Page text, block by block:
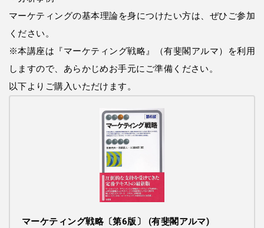
マーケティングの基本理論を身につけたい方は、ぜひご参加
ください。
※本講座は『マーケティング戦略』（有斐閣アルマ）を利用
しますので、あらかじめお手元にご準備ください。
以下よりご購入いただけます。
マーケティング戦略〔第6版〕 (有斐閣アルマ)